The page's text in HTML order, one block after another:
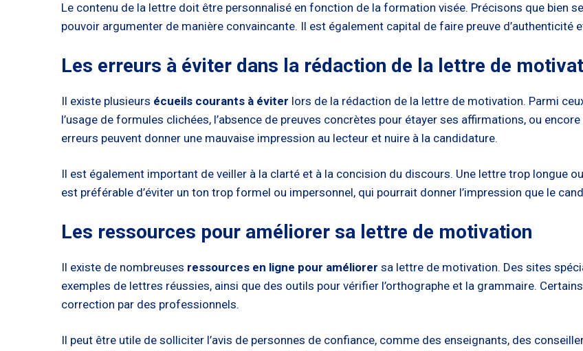
Le contenu de la lettre doit être personnalisé en fonction de la formation visée. Précisons que bien
pouvoir argumenter de manière convaincante. Il est également capital de faire preuve
Les erreurs à éviter dans la rédaction de la lettre de
Il existe plusieurs écueils courants à éviter lors de la rédaction de la lettre de motivation. Parmi
l’usage de formules clichées, l’absence de preuves concrètes pour étayer ses affirmations, ou
erreurs peuvent donner une mauvaise impression au lecteur et nuire à la candidature.
Il est également important de veiller à la clarté et à la concision du discours. Une lettre trop longue
est préférable d’éviter un ton trop formel ou impersonnel, qui pourrait donner l’impression que le
Les ressources pour améliorer sa lettre de motivation
Il existe de nombreuses ressources en ligne pour améliorer sa lettre de motivation. Des sites
exemples de lettres réussies, ainsi que des outils pour vérifier l’orthographe et la grammaire.
correction par des professionnels.
Il peut être utile de solliciter l’avis de personnes de confiance, comme des enseignants, des